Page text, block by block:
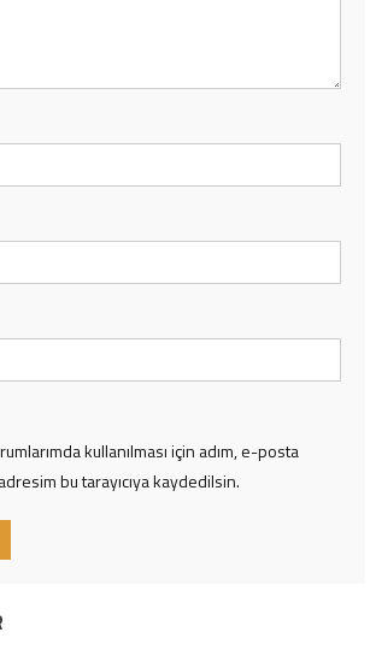
kullanılması için adım, e-posta
bu tarayıcıya kaydedilsin.